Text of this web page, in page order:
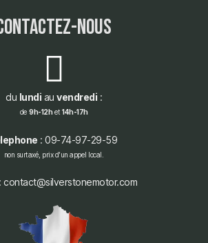
nous
du lundi au vendredi :
de 9h-12het 14h-17h
: 09-74-97-29-59
non surtaxé, prix d'un appel local.
: contact@silverstonemotor.com